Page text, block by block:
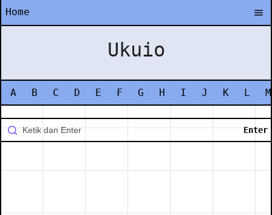
Home
Ukuio
A B C D E F G H I J K L M